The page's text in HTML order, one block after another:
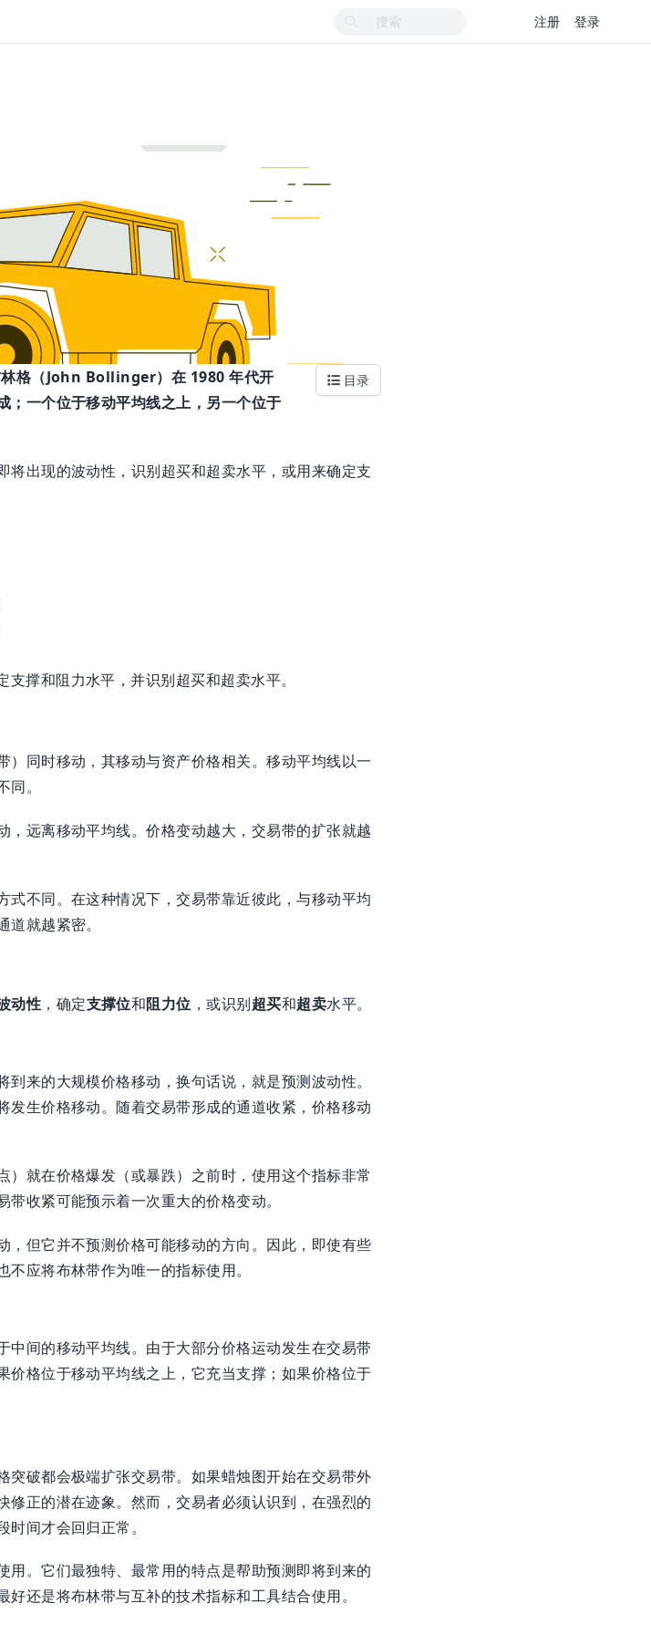
注册 登录
目录
林格（John Bollinger）在 1980 年代开
；一个位于移动平均线之上，另一个位于
出现的波动性，识别超买和超卖水平，或用来确定支
撑和阻力水平，并识别超买和超卖水平。
）同时移动，其移动与资产价格相关。移动平均线以一
。
远离移动平均线。价格变动越大，交易带的扩张就越
不同。在这种情况下，交易带靠近彼此，与移动平均
就越紧密。
动性 ，确定支撑位和阻力位 ，或识别超买和超卖水平。
来的大规模价格移动，换句话说，就是预测波动性。
生价格移动。随着交易带形成的通道收紧，价格移动
就在价格爆发（或暴跌）之前时，使用这个指标非常
收紧可能预示着一次重大的价格变动。
但它并不预测价格可能移动的方向。因此，即使有些
应将布林带作为唯一的指标使用。
间的移动平均线。由于大部分价格运动发生在交易带
价格位于移动平均线之上，它充当支撑；如果价格位于
破都会极端扩张交易带。如果蜡烛图开始在交易带外
正的潜在迹象。然而，交易者必须认识到，在强烈的
间才会回归正常。
。它们最独特、最常用的特点是帮助预测即将到来的
还是将布林带与互补的技术指标和工具结合使用。